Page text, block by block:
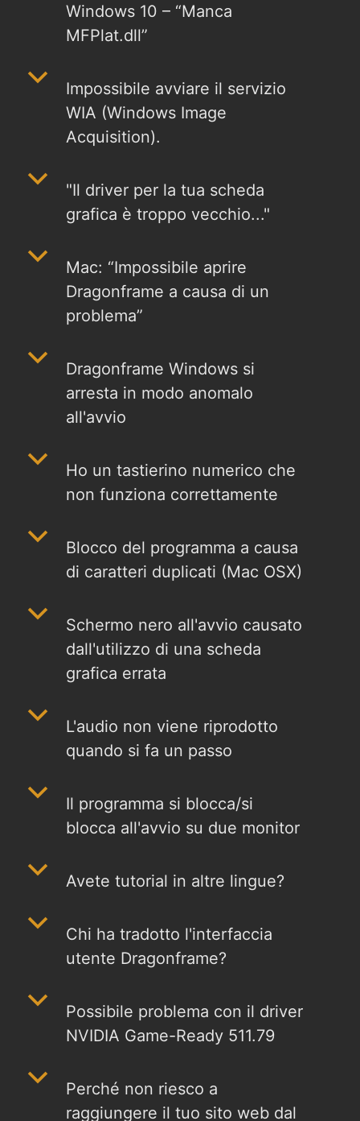
Windows 10 – “Manca
MFPlat.dll”
b
Impossibile avviare il servizio
WIA (Windows Image
Acquisition).
b
"Il driver per la tua scheda
grafica è troppo vecchio..."
b
Mac: “Impossibile aprire
Dragonframe a causa di un
problema”
b
Dragonframe Windows si
arresta in modo anomalo
all'avvio
b
Ho un tastierino numerico che
non funziona correttamente
b
Blocco del programma a causa
di caratteri duplicati (Mac OSX)
b
Schermo nero all'avvio causato
dall'utilizzo di una scheda
grafica errata
b
L'audio non viene riprodotto
quando si fa un passo
b
Il programma si blocca/si
blocca all'avvio su due monitor
b Avete tutorial in altre lingue?
b
Chi ha tradotto l'interfaccia
utente Dragonframe?
b
Possibile problema con il driver
NVIDIA Game-Ready 511.79
b
Perché non riesco a
raggiungere il tuo sito web dal